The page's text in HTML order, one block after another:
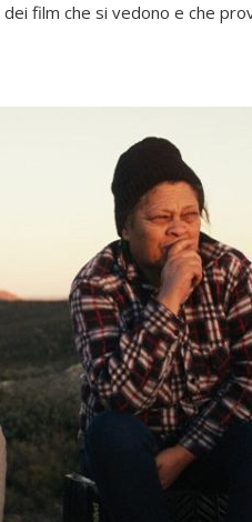
film che si vedono e che